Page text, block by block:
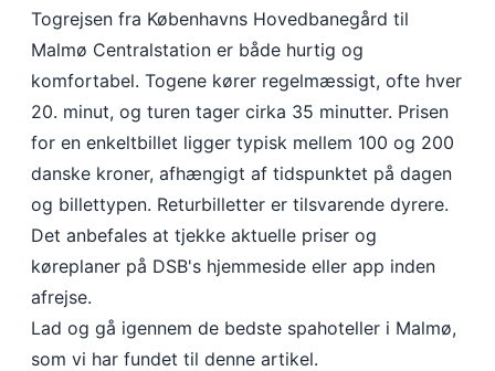
Togrejsen fra Københavns Hovedbanegård til
Malmø Centralstation er både hurtig og
komfortabel. Togene kører regelmæssigt, ofte hver
20. minut, og turen tager cirka 35 minutter. Prisen
for en enkeltbillet ligger typisk mellem 100 og 200
danske kroner, afhængigt af tidspunktet på dagen
og billettypen. Returbilletter er tilsvarende dyrere.
Det anbefales at tjekke aktuelle priser og
køreplaner på DSB's hjemmeside eller app inden
afrejse. ​
Lad og gå igennem de bedste spahoteller i Malmø,
som vi har fundet til denne artikel.